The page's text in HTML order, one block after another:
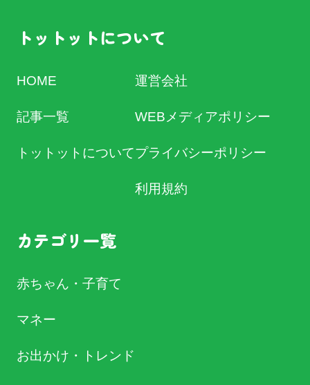
トットットについて
HOME
記事一覧
トットットについて
運営会社
WEBメディアポリシー
プライバシーポリシー
利用規約
カテゴリ一覧
赤ちゃん・子育て
マネー
お出かけ・トレンド